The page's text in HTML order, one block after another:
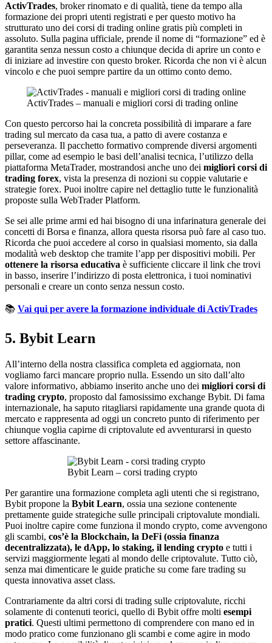
ActivTrades, broker rinomato e di qualità, tiene da tempo alla
formazione dei propri utenti registrati e per questo motivo ha
strutturato uno dei corsi di trading online gratis più completi in
assoluto. Sulla pagina ufficiale, prende il nome di “formazione” ed è
garantita senza nessun costo a chiunque decida di aprire un conto e
di iniziare ad investire con questo broker. Ricorda che non vi è alcun
vincolo e che puoi sempre partire da un ottimo conto demo.
ActivTrades – manuali e migliori corsi di trading online
Con questo percorso hai la concreta possibilità di imparare a fare
trading sul mercato da casa tua, a patto di avere costanza e
perseveranza. Il pacchetto formativo comprende diversi argomenti
pillar, come ad esempio le basi dell’analisi tecnica, l’utilizzo della
piattaforma MetaTrader, mostrandosi anche uno dei migliori corsi di
trading forex, vista la presenza di nozioni su coppie valutarie e
strategie forex. Puoi inoltre capire nel dettaglio tutte le funzionalità
proposte sulla WebTrader Platform.
Se sei alle prime armi ed hai bisogno di una infarinatura generale dei
concetti di Borsa e finanza, allora questa risorsa può fare al caso tuo.
Ricorda che puoi accedere al corso in qualsiasi momento, sia dalla
modalità web desktop che tramite l’app per dispositivi mobili. Per
ottenere la risorsa educativa è sufficiente cliccare il link che trovi
in basso, inserire l’indirizzo di posta elettronica, i tuoi nominativi
personali e creare un conto senza nessun costo.
📚 Vai qui per avere la formazione individuale di ActivTrades
5. Bybit Learn
All’interno della nostra classifica completa ed aggiornata, non
vogliamo farci mancare proprio nulla. Essendo un sito dall’alto
valore informativo, abbiamo inserito anche uno dei migliori corsi di
trading crypto, proposto dal famosissimo exchange Bybit. Di fama
internazionale, ha saputo ritagliarsi rapidamente una grande quota di
mercato e rappresenta ad oggi un concreto punto di riferimento per
chiunque voglia capirne di criptovalute ed avventurarsi in questo
settore affascinante.
Bybit Learn – corsi trading crypto
Per garantire una formazione completa agli utenti che si registrano,
Bybit propone la Bybit Learn, ossia una sezione contenente
prettamente guide strategiche sulle principali criptovalute mondiali.
Puoi inoltre capire come funziona il mondo crypto, come avvengono
gli scambi, cos’è la Blockchain, la DeFi (ossia finanza
decentralizzata), le dApp, lo staking, il lending crypto e tutti i
servizi maggiormente legati al mondo delle criptovalute. Tutto ciò,
senza mai dimenticare le guide pratiche su come fare trading su
questa innovativa asset class.
Contrariamente da altri corsi di trading sulle criptovalute, ricchi
solamente di contenuti teorici, quello di Bybit offre molti esempi
pratici. Questi ultimi permettono di comprendere con mano ed in
modo pratico come funzionano gli scambi e come agire in modo